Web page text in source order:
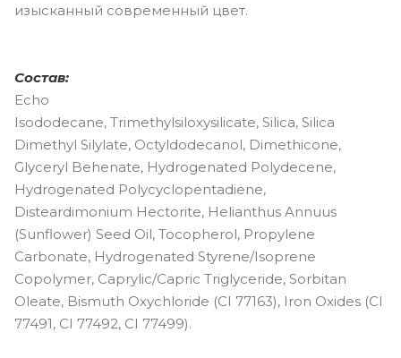
изысканный современный цвет.
Состав:
Echo
Isododecane, Trimethylsiloxysilicate, Silica, Silica
Dimethyl Silylate, Octyldodecanol, Dimethicone,
Glyceryl Behenate, Hydrogenated Polydecene,
Hydrogenated Polycyclopentadiene,
Disteardimonium Hectorite, Helianthus Annuus
(Sunflower) Seed Oil, Tocopherol, Propylene
Carbonate, Hydrogenated Styrene/Isoprene
Copolymer, Caprylic/Capric Triglyceride, Sorbitan
Oleate, Bismuth Oxychloride (CI 77163), Iron Oxides (CI
77491, CI 77492, CI 77499).